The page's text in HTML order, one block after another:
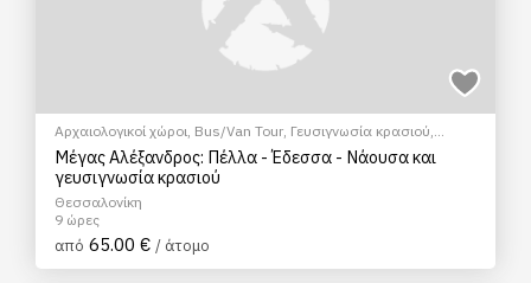
Αρχαιολογικοί χώροι, Bus/Van Tour, Γευσιγνωσία κρασιού,
Ξεναγήσεις/Αξιοθέατα
Μέγας Αλέξανδρος: Πέλλα - Έδεσσα - Νάουσα και
γευσιγνωσία κρασιού
Θεσσαλονίκη
9 ώρες
από 65.00 € / άτομο